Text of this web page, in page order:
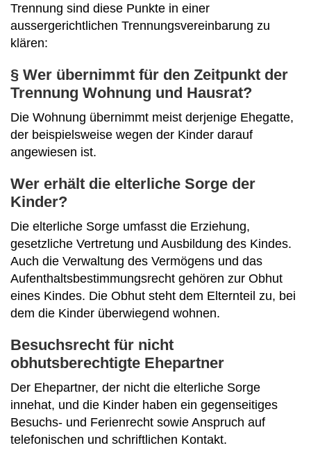
Trennung sind diese Punkte in einer
aussergerichtlichen Trennungsvereinbarung zu
klären:
§ Wer übernimmt für den Zeitpunkt der
Trennung Wohnung und Hausrat?
Die Wohnung übernimmt meist derjenige Ehegatte,
der beispielsweise wegen der Kinder darauf
angewiesen ist.
Wer erhält die elterliche Sorge der
Kinder?
Die elterliche Sorge umfasst die Erziehung,
gesetzliche Vertretung und Ausbildung des Kindes.
Auch die Verwaltung des Vermögens und das
Aufenthaltsbestimmungsrecht gehören zur Obhut
eines Kindes. Die Obhut steht dem Elternteil zu, bei
dem die Kinder überwiegend wohnen.
Besuchsrecht für nicht
obhutsberechtigte Ehepartner
Der Ehepartner, der nicht die elterliche Sorge
innehat, und die Kinder haben ein gegenseitiges
Besuchs- und Ferienrecht sowie Anspruch auf
telefonischen und schriftlichen Kontakt.